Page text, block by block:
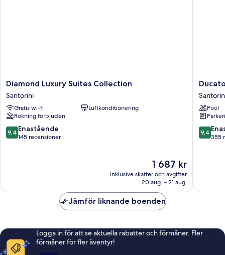
Diamond
Luxury
Suites
Collection
Santorini
Diamond Luxury Suites Collection
Santorini
Gratis wi-fi
Luftkonditionering
Rökning förbjuden
9.4
av
9,4 Enastående
145 recensioner
Priset
är
1 687 kr
1 687 kr
inklusive skatter och avgifter
20 aug. – 21 aug.
Ducato
di
Oia
-
Adults
Only
Pool
9.4
av
9,4
355
Jämför liknande boenden
Logga in för att se aktuella rabatter och förmåner. Fler
förmåner för fler äventyr!